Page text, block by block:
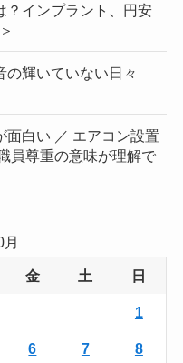
？インプラント、円安
の輝いていない日々
面白い ／ エアコン設置
員尊重の意味が理解で
金 土 日
1
6 7 8